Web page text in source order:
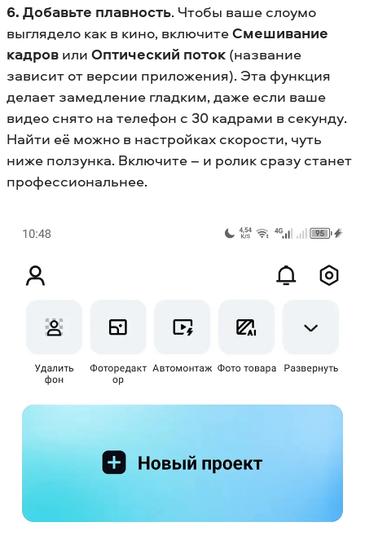
6. Добавьте плавность. Чтобы ваше слоумо
выглядело как в кино, включитеСмешивание
кадров или Оптический поток (название
зависит от версии приложения). Эта функция
делает замедление гладким, даже если ваше
видео снято на телефон с 30 кадрами в секунду.
Найти её можно в настройках скорости, чуть
ниже ползунка. Включите – и ролик сразу станет
профессиональнее.